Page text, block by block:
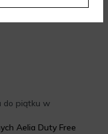
do piątku w
Aelia Duty Free